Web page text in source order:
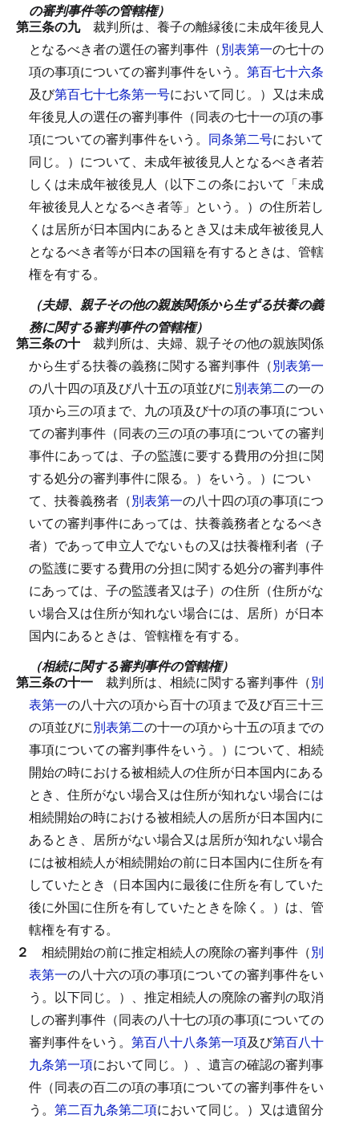
の審判事件等の管轄権）
第三条の九 裁判所は、養子の離縁後に未成年後見人
となるべき者の選任の審判事件（別表第一の七十の
項の事項についての審判事件をいう。 第百七十六条
及び第百七十七条第一号において同じ。）又は未成
年後見人の選任の審判事件（同表の七十一の項の事
項についての審判事件をいう。 同条第二号において
同じ。）について、未成年被後見人となるべき者若
しくは未成年被後見人（以下この条において「未成
年被後見人となるべき者等」という。）の住所若し
くは居所が日本国内にあるとき又は未成年被後見人
となるべき者等が日本の国籍を有するときは、管轄
権を有する。
（夫婦、親子その他の親族関係から生ずる扶養の義
務に関する審判事件の管轄権）
第三条の十 裁判所は、夫婦、親子その他の親族関係
から生ずる扶養の義務に関する審判事件（別表第一
の八十四の項及び八十五の項並びに別表第二の一の
項から三の項まで、九の項及び十の項の事項につい
ての審判事件（同表の三の項の事項についての審判
事件にあっては、子の監護に要する費用の分担に関
する処分の審判事件に限る。）をいう。）につい
て、扶養義務者（別表第一の八十四の項の事項につ
いての審判事件にあっては、扶養義務者となるべき
者）であって申立人でないもの又は扶養権利者（子
の監護に要する費用の分担に関する処分の審判事件
にあっては、子の監護者又は子）の住所（住所がな
い場合又は住所が知れない場合には、居所）が日本
国内にあるときは、管轄権を有する。
（相続に関する審判事件の管轄権）
第三条の十一 裁判所は、相続に関する審判事件（別
表第一の八十六の項から百十の項まで及び百三十三
の項並びに別表第二の十一の項から十五の項までの
事項についての審判事件をいう。）について、相続
開始の時における被相続人の住所が日本国内にある
とき、住所がない場合又は住所が知れない場合には
相続開始の時における被相続人の居所が日本国内に
あるとき、居所がない場合又は居所が知れない場合
には被相続人が相続開始の前に日本国内に住所を有
していたとき（日本国内に最後に住所を有していた
後に外国に住所を有していたときを除く。）は、管
轄権を有する。
２ 相続開始の前に推定相続人の廃除の審判事件（別
表第一の八十六の項の事項についての審判事件をい
う。以下同じ。）、推定相続人の廃除の審判の取消
しの審判事件（同表の八十七の項の事項についての
審判事件をいう。 第百八十八条第一項及び第百八十
九条第一項において同じ。）、遺言の確認の審判事
件（同表の百二の項の事項についての審判事件をい
う。 第二百九条第二項において同じ。）又は遺留分